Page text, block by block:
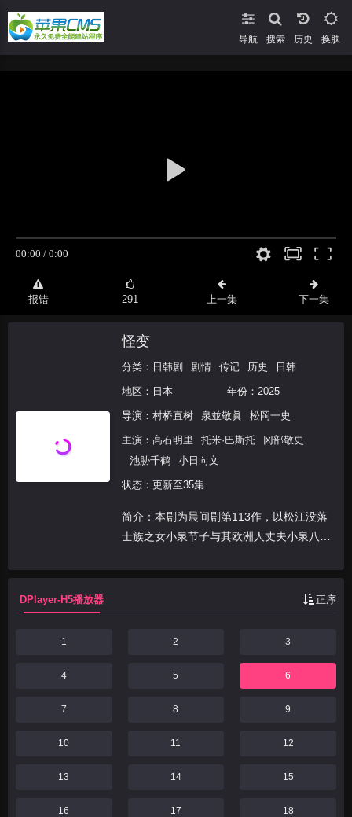
导航 搜索 换肤
报错 291 上一集 下一集
怪变
分类： 日韩剧 剧情 传记 历史 日韩
地区： 日本 年份： 2025
导演： 村桥直树 泉並敬眞 松岡一史
主演： 高石明里 托米·巴斯托
冈部敬史
池胁千鹤
小日向文
状态：更新至35集
简介：本剧为晨间剧第113作，以松江没落
士族之女小泉节子与其欧洲人丈夫小泉八云
热爱“怪谈”，因此以夫妇两人的名义讲述和
编写，为在明治时代急速西化的日本中被埋
DPlayer-H5播放器 正序
1 2 3
4 5 6
7 8 9
10 11 12
13 14 15
16 17 18